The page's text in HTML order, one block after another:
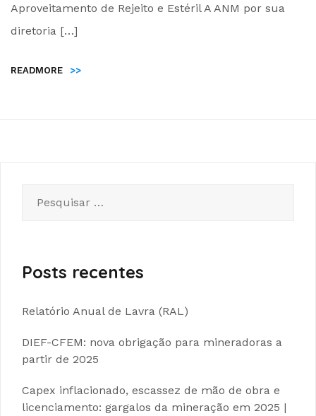
Aproveitamento de Rejeito e Estéril A ANM por sua
diretoria […]
READMORE >>
por:
Posts recentes
Relatório Anual de Lavra (RAL)
DIEF-CFEM: nova obrigação para mineradoras a
partir de 2025
Capex inflacionado, escassez de mão de obra e
licenciamento: gargalos da mineração em 2025 |